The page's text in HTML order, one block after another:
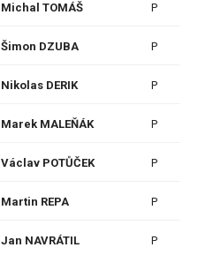
Michal TOMÁŠ P
Šimon DZUBA P
Nikolas DERIK P
Marek MALEŇÁK P
Václav POTŮČEK P
Martin REPA P
Jan NAVRÁTIL P